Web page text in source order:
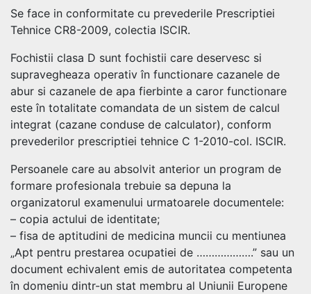
Se face in conformitate cu prevederile Prescriptiei
Tehnice CR8-2009, colectia ISCIR.
Fochistii clasa D sunt fochistii care deservesc si
supravegheaza operativ în functionare cazanele de
abur si cazanele de apa fierbinte a caror functionare
este în totalitate comandata de un sistem de calcul
integrat (cazane conduse de calculator), conform
prevederilor prescriptiei tehnice C 1-2010-col. ISCIR.
Persoanele care au absolvit anterior un program de
formare profesionala trebuie sa depuna la
organizatorul examenului urmatoarele documentele:
– copia actului de identitate;
– fisa de aptitudini de medicina muncii cu mentiunea
„Apt pentru prestarea ocupatiei de ……………….” sau un
document echivalent emis de autoritatea competenta
în domeniu dintr-un stat membru al Uniunii Europene